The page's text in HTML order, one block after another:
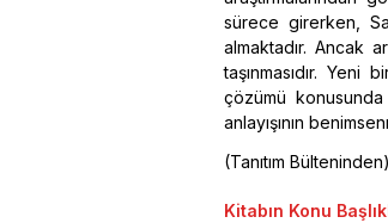
sürece girerken,
almaktadır. Ancak
taşınmasıdır.
çözümü
anlayışının
(Tanıtım Bülteninden)
Kitabın Konu